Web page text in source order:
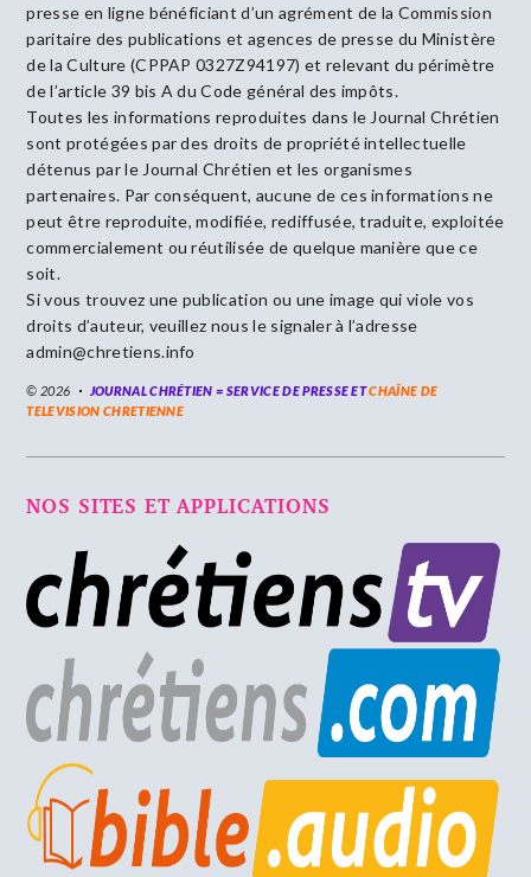
presse en ligne bénéficiant d’un agrément de la Commission
paritaire des publications et agences de presse du Ministère
de la Culture (CPPAP 0327Z94197) et relevant du périmètre
de l’article 39 bis A du Code général des impôts.
Toutes les informations reproduites dans le Journal Chrétien
sont protégées par des droits de propriété intellectuelle
détenus par le Journal Chrétien et les organismes
partenaires. Par conséquent, aucune de ces informations ne
peut être reproduite, modifiée, rediffusée, traduite, exploitée
commercialement ou réutilisée de quelque manière que ce
soit.
Si vous trouvez une publication ou une image qui viole vos
droits d’auteur, veuillez nous le signaler à l’adresse
admin@chretiens.info
© 2026 JOURNAL CHRÉTIEN = SERVICE DE PRESSE ETCHAÎNE DE
TELEVISION CHRETIENNE
NOS SITES ET APPLICATIONS